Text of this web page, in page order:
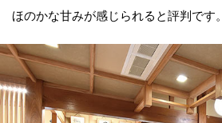
ほのかな甘みが感じられると評判です。